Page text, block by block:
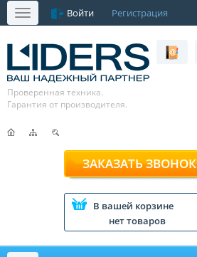
Меню Войти Регистрация
Проверенная техника.
Гарантия от производителя.
ЗАКАЗАТЬ ЗВОНОК
В вашей корзине
нет товаров